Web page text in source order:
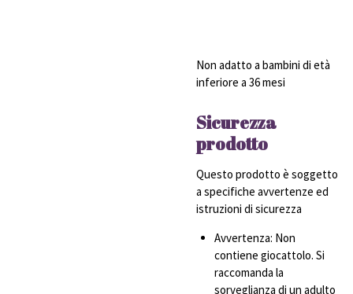
Non adatto a bambini di età
inferiore a 36 mesi
Sicurezza
prodotto
Questo prodotto è soggetto
a specifiche avvertenze ed
istruzioni di sicurezza
Avvertenza: Non
contiene giocattolo. Si
raccomanda la
sorveglianza di un adulto